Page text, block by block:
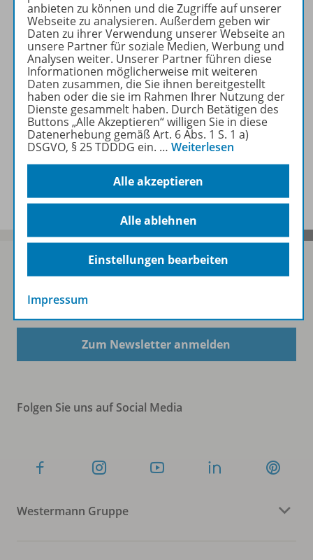
Produktinformationen
Beschreibung
Zugehörige Produkte
Benachrichtigungs-Service
Sofort profitieren
Zum Newsletter anmelden
Folgen Sie uns auf Social Media
Westermann Gruppe
anbieten zu können und die Zugriffe auf unserer
Webseite zu analysieren. Außerdem geben wir
Daten zu ihrer Verwendung unserer Webseite an
unsere Partner für soziale Medien, Werbung und
Analysen weiter. Unserer Partner führen diese
Informationen möglicherweise mit weiteren
Daten zusammen, die Sie ihnen bereitgestellt
haben oder die sie im Rahmen Ihrer Nutzung der
Dienste gesammelt haben. Durch Betätigen des
Buttons „Alle Akzeptieren“ willigen Sie in diese
Datenerhebung gemäß Art. 6 Abs. 1 S. 1 a)
DSGVO, § 25 TDDDG ein. … Weiterlesen
Alle akzeptieren
Alle ablehnen
Einstellungen bearbeiten
Impressum